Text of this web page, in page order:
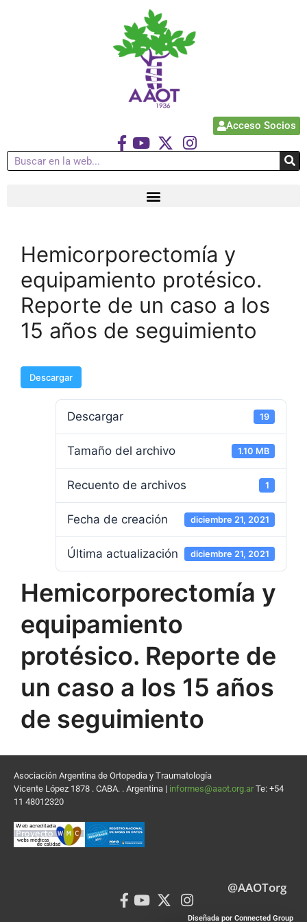
Acceso Socios
Hemicorporectomía y
equipamiento protésico.
Reporte de un caso a los
15 años de seguimiento
Descargar
Descargar 19
Tamaño del archivo 1.10 MB
Recuento de archivos 1
Fecha de creación diciembre 21, 2021
Última actualización diciembre 21, 2021
Hemicorporectomía y
equipamiento
protésico. Reporte de
un caso a los 15 años
de seguimiento
Asociación Argentina de Ortopedia y Traumatología
Vicente López 1878 . CABA. . Argentina | informes@aaot.org.ar Te: +54
11 48012320
@AAOTorg
Diseñada por Connected Group